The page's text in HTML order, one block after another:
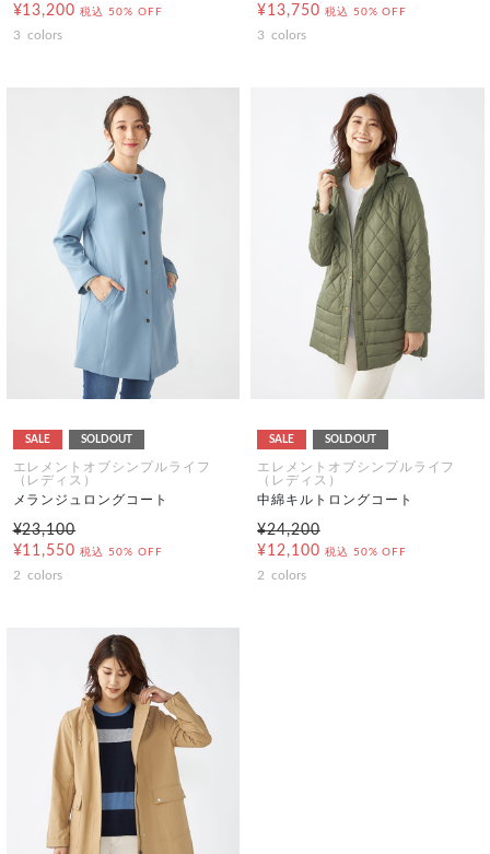
¥13,200 税込 50% OFF
3 colors
¥13,750 税込 50% OFF
3 colors
SALE SOLDOUT
エレメントオブシンプルライフ
（レディス）
メランジュロングコート
¥23,100
¥11,550 税込 50% OFF
2 colors
SALE SOLDOUT
エレメントオブシンプルライフ
（レディス）
中綿キルトロングコート
¥24,200
¥12,100 税込 50% OFF
2 colors